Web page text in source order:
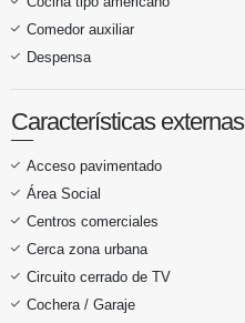
Comedor auxiliar
Despensa
Características externas
Acceso pavimentado
Área Social
Centros comerciales
Cerca zona urbana
Circuito cerrado de TV
Cochera / Garaje